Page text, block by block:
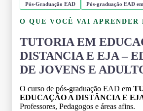
Pós-Graduação EAD Pós-graduação EAD
O QUE VOCÊ VAI APRENDER
TUTORIA EM
DISTANCIA E EJA –
DE JOVENS E
O curso de pós-graduação EAD em
EDUCAÇÃO A DISTÂNCIA E
Professores, Pedagogos e áreas afins.